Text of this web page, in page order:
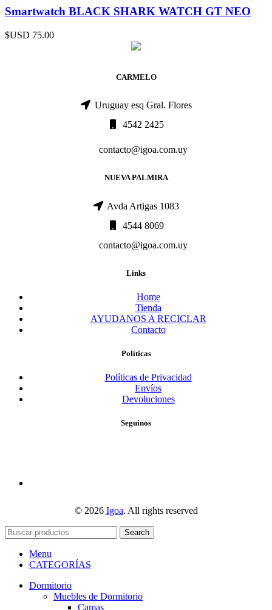
Smartwatch BLACK SHARK WATCH GT NEO
$USD 75.00
CARMELO
Uruguay esq Gral. Flores
4542 2425
contacto@igoa.com.uy
NUEVA PALMIRA
Avda Artigas 1083
4544 8069
contacto@igoa.com.uy
Links
Home
Tienda
AYUDANOS A RECICLAR
Contacto
Políticas
Políticas de Privacidad
Envíos
Devoluciones
Seguinos
© 2026 Igoa. All rights reserved
Search
Menu
CATEGORÍAS
Dormitorio
Muebles de Dormitorio
Camas